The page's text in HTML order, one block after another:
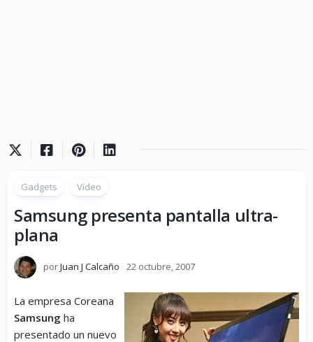
Gadgets Vídeo
Samsung presenta pantalla ultra-
plana
porJuan J Calcaño 22 octubre, 2007
La empresa Coreana
Samsung ha
presentado un nuevo